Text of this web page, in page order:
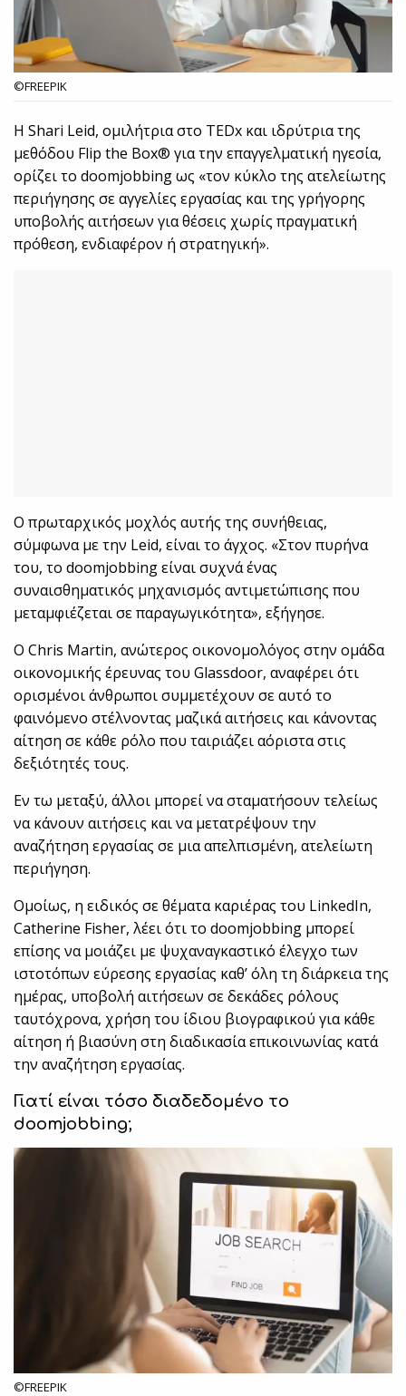
©FREEPIK
Η Shari Leid, ομιλήτρια στο TEDx και ιδρύτρια της
μεθόδου Flip the Box® για την επαγγελματική ηγεσία,
ορίζει το doomjobbing ως «τον κύκλο της ατελείωτης
περιήγησης σε αγγελίες εργασίας και της γρήγορης
υποβολής αιτήσεων για θέσεις χωρίς πραγματική
πρόθεση, ενδιαφέρον ή στρατηγική».
Ο πρωταρχικός μοχλός αυτής της συνήθειας,
σύμφωνα με την Leid, είναι το άγχος. «Στον πυρήνα
του, το doomjobbing είναι συχνά ένας
συναισθηματικός μηχανισμός αντιμετώπισης που
μεταμφιέζεται σε παραγωγικότητα», εξήγησε.
Ο Chris Martin, ανώτερος οικονομολόγος στην ομάδα
οικονομικής έρευνας του Glassdoor, αναφέρει ότι
ορισμένοι άνθρωποι συμμετέχουν σε αυτό το
φαινόμενο στέλνοντας μαζικά αιτήσεις και κάνοντας
αίτηση σε κάθε ρόλο που ταιριάζει αόριστα στις
δεξιότητές τους.
Εν τω μεταξύ, άλλοι μπορεί να σταματήσουν τελείως
να κάνουν αιτήσεις και να μετατρέψουν την
αναζήτηση εργασίας σε μια απελπισμένη, ατελείωτη
περιήγηση.
Ομοίως, η ειδικός σε θέματα καριέρας του LinkedIn,
Catherine Fisher, λέει ότι το doomjobbing μπορεί
επίσης να μοιάζει με ψυχαναγκαστικό έλεγχο των
ιστοτόπων εύρεσης εργασίας καθ’ όλη τη διάρκεια της
ημέρας, υποβολή αιτήσεων σε δεκάδες ρόλους
ταυτόχρονα, χρήση του ίδιου βιογραφικού για κάθε
αίτηση ή βιασύνη στη διαδικασία επικοινωνίας κατά
την αναζήτηση εργασίας.
Γιατί είναι τόσο διαδεδομένο το
doomjobbing;
©FREEPIK